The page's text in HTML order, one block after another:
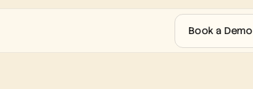
Book a Demo